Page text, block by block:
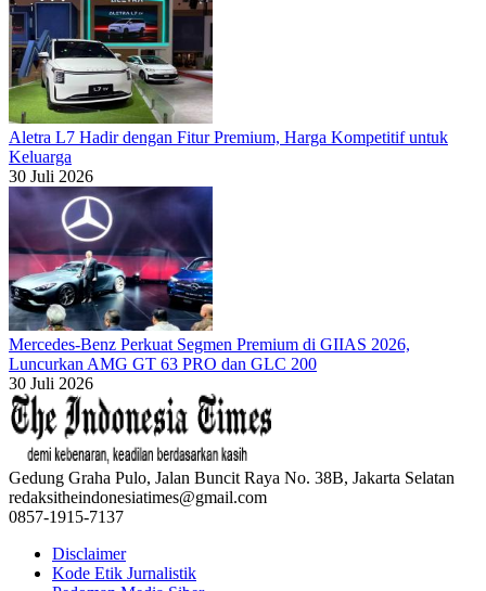
Aletra L7 Hadir dengan Fitur Premium, Harga Kompetitif untuk
Keluarga
30 Juli 2026
Mercedes-Benz Perkuat Segmen Premium di GIIAS 2026,
Luncurkan AMG GT 63 PRO dan GLC 200
30 Juli 2026
Gedung Graha Pulo, Jalan Buncit Raya No. 38B, Jakarta Selatan
redaksitheindonesiatimes@gmail.com
0857-1915-7137
Disclaimer
Kode Etik Jurnalistik